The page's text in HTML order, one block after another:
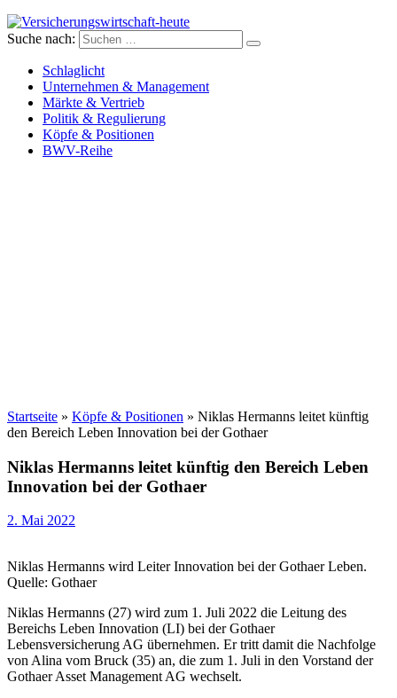
Versicherungswirtschaft-heute
Suche nach:
Schlaglicht
Unternehmen & Management
Märkte & Vertrieb
Politik & Regulierung
Köpfe & Positionen
BWV-Reihe
Startseite » Köpfe & Positionen » Niklas Hermanns leitet künftig
den Bereich Leben Innovation bei der Gothaer
Niklas Hermanns leitet künftig den Bereich Leben
Innovation bei der Gothaer
2. Mai 2022
Niklas Hermanns wird Leiter Innovation bei der Gothaer Leben.
Quelle: Gothaer
Niklas Hermanns (27) wird zum 1. Juli 2022 die Leitung des
Bereichs Leben Innovation (LI) bei der Gothaer
Lebensversicherung AG übernehmen. Er tritt damit die Nachfolge
von Alina vom Bruck (35) an, die zum 1. Juli in den Vorstand der
Gothaer Asset Management AG wechselt.